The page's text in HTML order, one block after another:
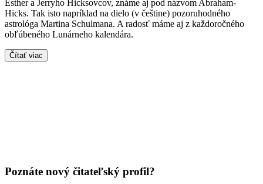
Esther a Jerryho Hicksovcov, známe aj pod názvom Abraham-
Hicks. Tak isto napríklad na dielo (v češtine) pozoruhodného
astrológa Martina Schulmana. A radosť máme aj z každoročného
obľúbeného Lunárneho kalendára.
Čítať viac
Poznáte nový čitateľský profil?